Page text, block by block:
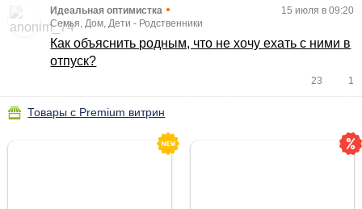
Идеальная оптимистка •
15 июля в 09:20
Семья, Дом, Дети - Родственники
Как объяснить родным, что не хочу ехать с ними в
отпуск?
23 1
Товары с Premium витрин